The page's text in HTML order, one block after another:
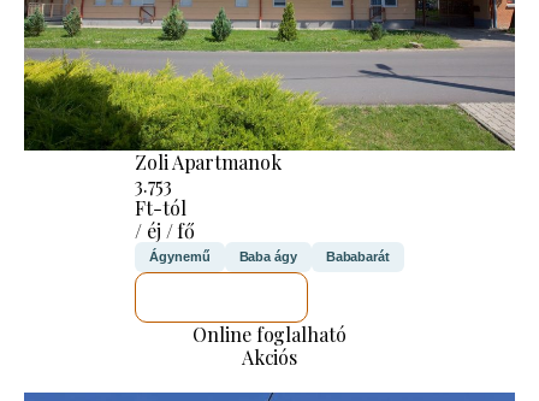
Zoli Apartmanok
3.753
Ft-tól
/ éj / fő
Ágynemű Baba ágy Bababarát
Online foglalható
Akciós